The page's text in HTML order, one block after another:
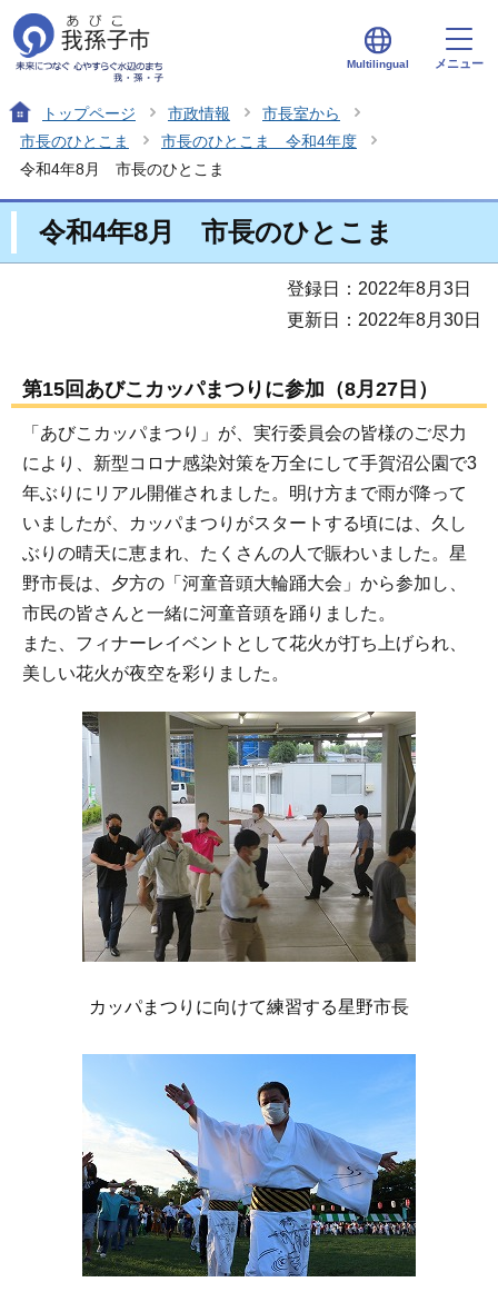
Multilingual メニュー
トップページ 市政情報
市長室から
市長のひとこま
市長のひとこま 令和4年度
令和4年8月 市長のひとこま
令和4年8月 市長のひとこま
登録日：2022年8月3日
更新日：2022年8月30日
第15回あびこカッパまつりに参加（8月27日）
「あびこカッパまつり」が、実行委員会の皆様のご尽力
により、新型コロナ感染対策を万全にして手賀沼公園で3
年ぶりにリアル開催されました。明け方まで雨が降って
いましたが、カッパまつりがスタートする頃には、久し
ぶりの晴天に恵まれ、たくさんの人で賑わいました。星
野市長は、夕方の「河童音頭大輪踊大会」から参加し、
市民の皆さんと一緒に河童音頭を踊りました。
また、フィナーレイベントとして花火が打ち上げられ、
美しい花火が夜空を彩りました。
カッパまつりに向けて練習する星野市長